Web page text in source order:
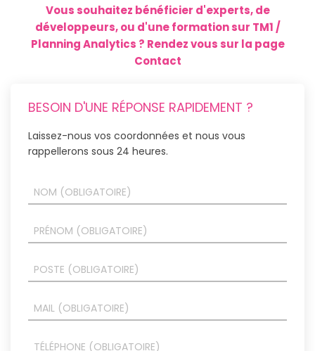
Vous souhaitez bénéficier d'experts, de
développeurs, ou d'une formation sur TM1 /
Planning Analytics ? Rendez vous sur la page
Contact
BESOIN D'UNE RÉPONSE RAPIDEMENT ?
Laissez-nous vos coordonnées et nous vous
rappellerons sous 24 heures.